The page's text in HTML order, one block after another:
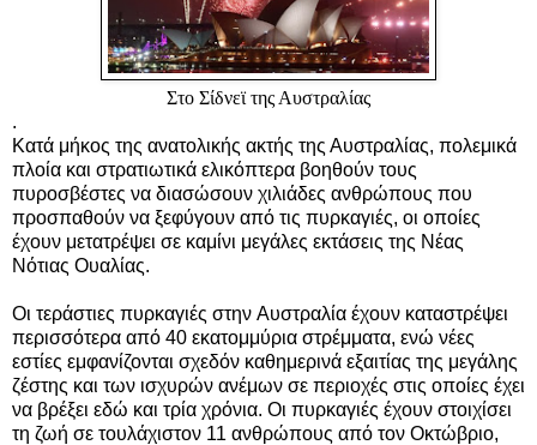
Στο Σίδνεϊτης Αυστραλίας
.
Κατά μήκος της ανατολικής ακτής της Αυστραλίας, πολεμικά
πλοία και στρατιωτικά ελικόπτερα βοηθούν τους
πυροσβέστες να διασώσουν χιλιάδες ανθρώπους που
προσπαθούν να ξεφύγουν από τις πυρκαγιές, οι οποίες
έχουν μετατρέψει σε καμίνι μεγάλες εκτάσεις της Νέας
Νότιας Ουαλίας.
Οι τεράστιες πυρκαγιές στην Αυστραλία έχουν καταστρέψει
περισσότερα από 40 εκατομμύρια στρέμματα, ενώ νέες
εστίες εμφανίζονται σχεδόν καθημερινά εξαιτίας της μεγάλης
ζέστης και των ισχυρών ανέμων σε περιοχές στις οποίες έχει
να βρέξει εδώ και τρία χρόνια. Οι πυρκαγιές έχουν στοιχίσει
τη ζωή σε τουλάχιστον 11 ανθρώπους από τον Οκτώβριο,